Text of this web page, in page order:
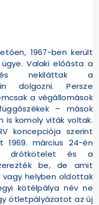
1967-ben került
Valaki előásta a
és nekiláttak a
dolgozni. Persze
a végállomások
– mások
is komoly viták voltak.
koncepciója szerint
1969. március 24-én
drótkötelet és a
be, de amit
helyben oldottak
kötélpálya név ne
ötletpályázatot az új